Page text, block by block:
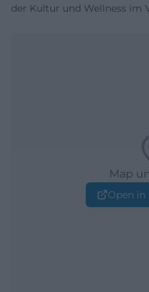
der Kultur und Wellness im
Map
Open in